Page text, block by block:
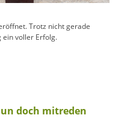
Trotz nicht gerade
ein voller Erfolg.
doch mitreden